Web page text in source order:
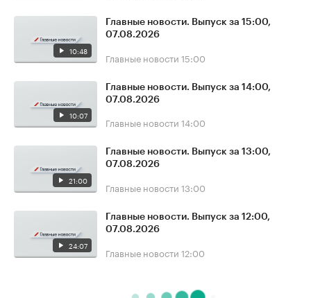
10:48
Главные новости. Выпуск за 15:00,
07.08.2026
Главные новости 15:00
10:07
Главные новости. Выпуск за 14:00,
07.08.2026
Главные новости 14:00
21:00
Главные новости. Выпуск за 13:00,
07.08.2026
Главные новости 13:00
24:07
Главные новости. Выпуск за 12:00,
07.08.2026
Главные новости 12:00